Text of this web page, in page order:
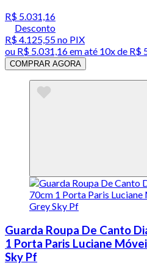
R$ 5.031,16
Desconto
R$ 4.125,55no PIX
ou R$ 5.031,16em até 10x de R$
COMPRAR AGORA
Guarda Roupa De Canto
1 Porta Paris Luciane
Sky Pf